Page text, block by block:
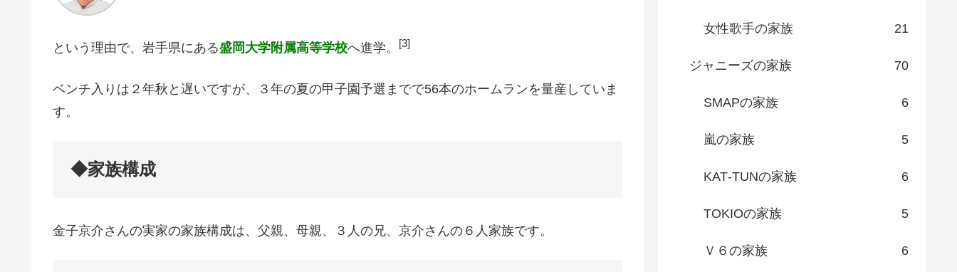
という理由で、岩手県にある盛岡大学附属高等学校へ進学。 [3]
ベンチ入りは２年秋と遅いですが、３年の夏の甲子園予選までで56本のホームランを量産していま
す。
◆家族構成
金子京介さんの実家の家族構成は、父親、母親、３人の兄、京介さんの６人家族です。
女性歌手の家族 21
ジャニーズの家族 70
SMAPの家族 6
嵐の家族 5
KAT‐TUNの家族 6
TOKIOの家族 5
Ｖ６の家族 6